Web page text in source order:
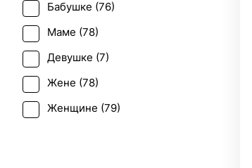
Последний звонок (
Рождение ребенка (
Рождество (
Татьянин день (
Траур (1)
Бабушке (76)
Маме (78)
Девушке (7)
Жене (78)
Женщине (79)